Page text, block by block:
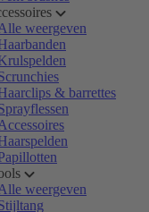
weergeven
& barrettes
weergeven